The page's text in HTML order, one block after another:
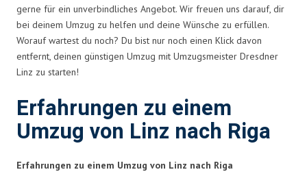
gerne für ein unverbindliches Angebot. Wir freuen uns darauf, dir
bei deinem Umzug zu helfen und deine Wünsche zu erfüllen.
Worauf wartest du noch? Du bist nur noch einen Klick davon
entfernt, deinen günstigen Umzug mit Umzugsmeister Dresdner
Linz zu starten!
Erfahrungen zu einem
Umzug von Linz nach Riga
Erfahrungen zu einem Umzug von Linz nach Riga